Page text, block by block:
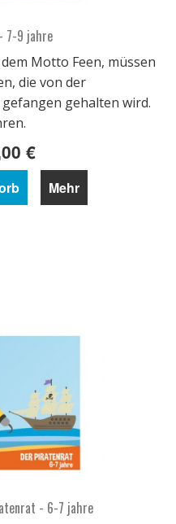
7-9 jahre
Motto Feen, müssen
die von der
gehalten wird.
€
Mehr
- 6-7 jahre